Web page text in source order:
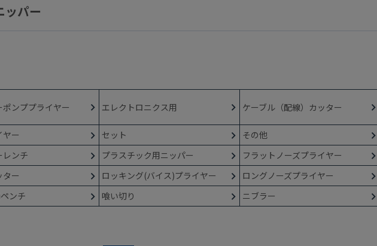
ッパー
ポンププライヤー エレクトロニクス用 ケーブル（配線）カッター
ヤー
セット その他
レンチ
プラスチック用ニッパー フラットノーズプライヤー
ター
ロッキング(バイス)プライヤー ロングノーズプライヤー
ンチ
喰い切り ニブラー